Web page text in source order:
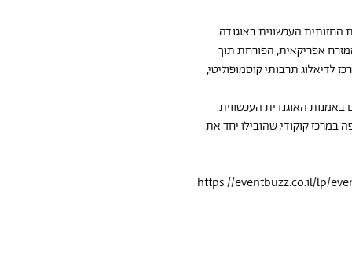
העכשווית באוגנדה.
אפריקאית, הפורחת תוך
לדיאלוג תרבותי קוסמופוליטי,
האוגנדית העכשווית.
במרכז קוקודי, שהובילו יחד את
https://eventbuzz.co.il/lp/